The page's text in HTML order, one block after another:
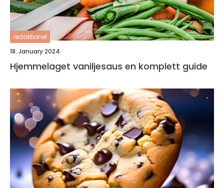
redaktionel
18. January 2024
Hjemmelaget vaniljesaus en komplett guide